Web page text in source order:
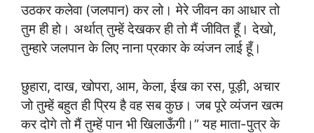
उठकर कलेवा (जलपान) कर लो। मेरे जीवन का आधार तो
तुम ही हो। अर्थात् तुम्हें देखकर ही तो मैं जीवित हूँ। देखो,
तुम्हारे जलपान के लिए नाना प्रकार के व्यंजन लाई हूँ।
छुहारा, दाख, खोपरा, आम, केला, ईख का रस, पूड़ी, अचार
जो तुम्हें बहुत ही प्रिय है वह सब कुछ। जब पूरे व्यंजन खत्म
कर दोगे तो मैं तुम्हें पान भी खिलाऊँगी।” यह माता-पुत्र के